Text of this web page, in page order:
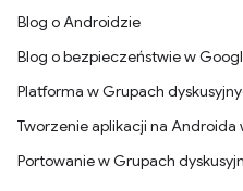
Blog o Androidzie
Blog o bezpieczeństwie w
Platforma w Grupach
Tworzenie aplikacji na
Portowanie w Grupach